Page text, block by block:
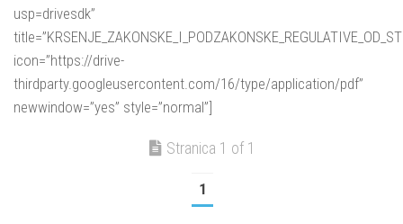
usp=drivesdk”
icon=”https://drive-
thirdparty.googleusercontent.com/16/type/application/pdf”
newwindow=”yes” style=”normal”]
Stranica 1 of 1
1